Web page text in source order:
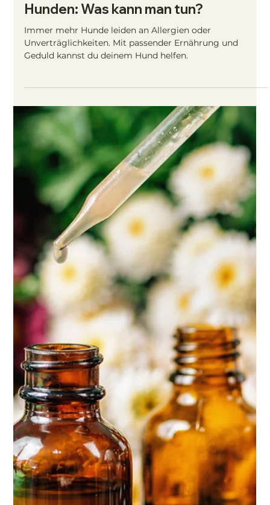
2 Min. Lesezeit
Seniorenhunde richtig ernähren: So
bleibt dein Hund im Alter fit & gesund
Die Bedürfnisse unserer Hunde verändern sich im Alter.
Eine angepasste Ernährung ist daher entscheidend, um
Vitalität, Gesundheit und Lebensfreude zu erhalten.